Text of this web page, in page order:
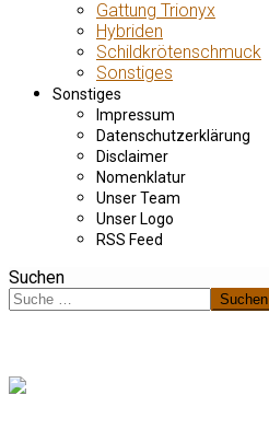
Gattung Trionyx
Hybriden
Schildkrötenschmuck
Sonstiges
Sonstiges
Impressum
Datenschutzerklärung
Disclaimer
Nomenklatur
Unser Team
Unser Logo
RSS Feed
Suchen
Suchen